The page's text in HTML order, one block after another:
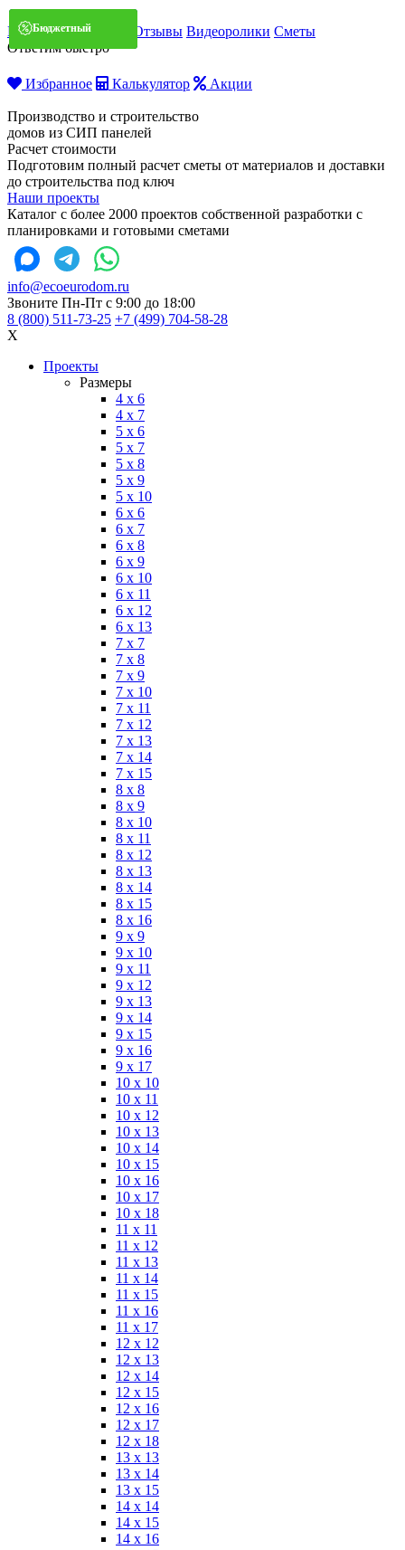
Мобильная бригада Отзывы Видеоролики Сметы
Ответим быстро
Избранное Калькулятор Акции
Производство и строительство
домов из СИП панелей
Расчет стоимости
Подготовим полный расчет сметы от материалов и доставки
до строительства под ключ
Наши проекты
Каталог с более 2000 проектов собственной разработки с
планировками и готовыми сметами
info@ecoeurodom.ru
Звоните Пн-Пт с 9:00 до 18:00
8 (800) 511-73-25 +7 (499) 704-58-28
X
Проекты
Размеры
4 x 6
4 x 7
5 x 6
5 x 7
5 x 8
5 x 9
5 x 10
6 x 6
6 x 7
6 x 8
6 x 9
6 x 10
6 x 11
6 x 12
6 x 13
7 x 7
7 x 8
7 x 9
7 x 10
7 x 11
7 x 12
7 x 13
7 x 14
7 x 15
8 x 8
8 x 9
8 x 10
8 x 11
8 x 12
8 x 13
8 x 14
8 x 15
8 x 16
9 x 9
9 x 10
9 x 11
9 x 12
9 x 13
9 x 14
9 x 15
9 x 16
9 x 17
10 x 10
10 x 11
10 x 12
10 x 13
10 x 14
10 x 15
10 x 16
10 x 17
10 x 18
11 x 11
11 x 12
11 x 13
11 x 14
11 x 15
11 x 16
11 x 17
12 x 12
12 x 13
12 x 14
12 x 15
12 x 16
12 x 17
12 x 18
13 x 13
13 x 14
13 x 15
14 x 14
14 x 15
14 x 16
Бюджетный
Бюджетный
Бюджетный
Бюджетный
Бюджетный
Бюджетный
Бюджетный
Бюджетный
Хит сезона
Хит сезона
Бюджетный
Бюджетный